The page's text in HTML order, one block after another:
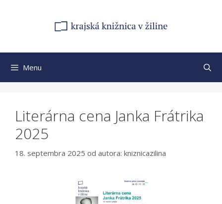
Menu
Literárna cena Janka Frátrika
2025
18. septembra 2025 od autora: kniznicazilina